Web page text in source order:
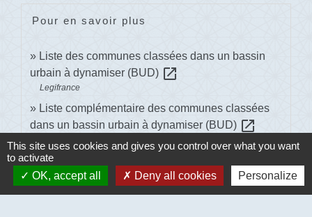
Pour en savoir plus
Liste des communes classées dans un bassin
urbain à dynamiser (BUD) open_in_new
Legifrance
Liste complémentaire des communes classées
dans un bassin urbain à dynamiser (BUD) open_in_new
Signaler une erreur sur cette page
This site uses cookies and gives you control over what you want
to activate
OK, accept all
Deny all cookies Personalize